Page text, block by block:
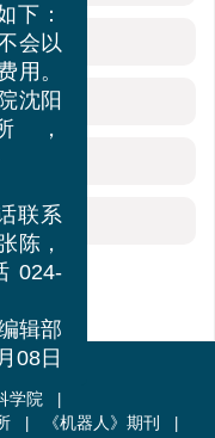
学院
《机器人》期刊
下：
会以
用。
沈阳
，
联系
陈，
辑部
08日